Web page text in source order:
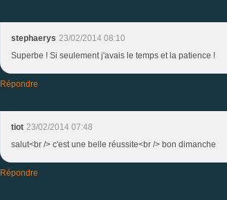
stephaerys 23/02/2014 08:10
Superbe ! Si seulement j'avais le temps et la patience !
Répondre
tiot 23/02/2014 07:48
salut<br /> c'est une belle réussite<br /> bon dimanche
Répondre